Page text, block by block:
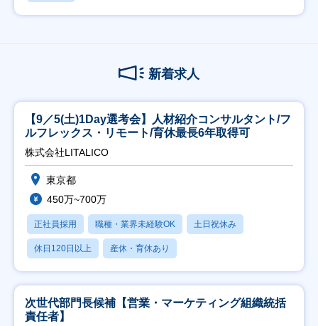
新着求人
【9／5(土)1Day選考会】人材紹介コンサルタント/フ
ルフレックス・リモート/育休最長6年取得可
株式会社LITALICO
東京都
450万~700万
正社員採用 職種・業界未経験OK 土日祝休み
休日120日以上 産休・育休あり
次世代部門長候補【営業・マーケティング組織統括
責任者】